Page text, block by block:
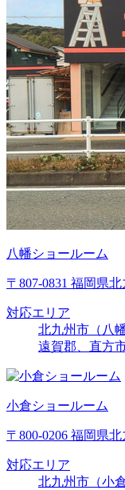
八幡ショールーム
〒807-0831 福岡県
対応エリア
北九州市（八
遠賀郡、直方
小倉ショールーム
〒800-0206 福岡県
対応エリア
北九州市（小